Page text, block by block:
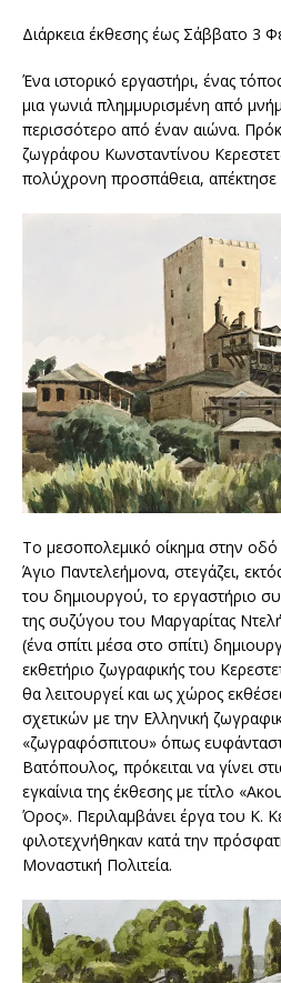
Διάρκεια έκθεσης έως Σάββατο 3
Ένα ιστορικό εργαστήρι, ένας
μια γωνιά πλημμυρισμένη από
περισσότερο από έναν αιώνα.
ζωγράφου Κωνσταντίνου
πολύχρονη προσπάθεια, απέκτησε
Το μεσοπολεμικό οίκημα στην
Άγιο Παντελεήμονα, στεγάζει,
του δημιουργού, το εργαστήριο
της συζύγου του Μαργαρίτας
(ένα σπίτι μέσα στο σπίτι)
εκθετήριο ζωγραφικής του
θα λειτουργεί και ως χώρος
σχετικών με την Ελληνική
«ζωγραφόσπιτου» όπως
Βατόπουλος, πρόκειται να γίνει
εγκαίνια της έκθεσης με τίτλο
Όρος». Περιλαμβάνει έργα του Κ.
φιλοτεχνήθηκαν κατά την
Μοναστική Πολιτεία.